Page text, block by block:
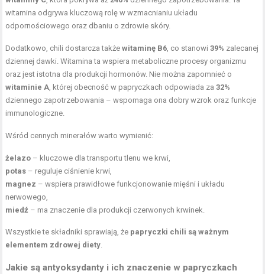
witamina odgrywa kluczową rolę w wzmacnianiu układu
odpornościowego oraz dbaniu o zdrowie skóry.
Dodatkowo, chili dostarcza takżewitaminę B6 , co stanowi39% zalecanej
dziennej dawki. Witamina ta wspiera metaboliczne procesy organizmu
oraz jest istotna dla produkcji hormonów. Nie można zapomnieć o
witaminie A , której obecność w papryczkach odpowiada za32%
dziennego zapotrzebowania – wspomaga ona dobry wzrok oraz funkcje
immunologiczne.
Wśród cennych minerałów warto wymienić:
żelazo – kluczowe dla transportu tlenu we krwi,
potas – reguluje ciśnienie krwi,
magnez – wspiera prawidłowe funkcjonowanie mięśni i układu
nerwowego,
miedź – ma znaczenie dla produkcji czerwonych krwinek.
Wszystkie te składniki sprawiają, że papryczki chili są ważnym
elementem zdrowej diety
Jakie są antyoksydanty i ich znaczenie w papryczkach